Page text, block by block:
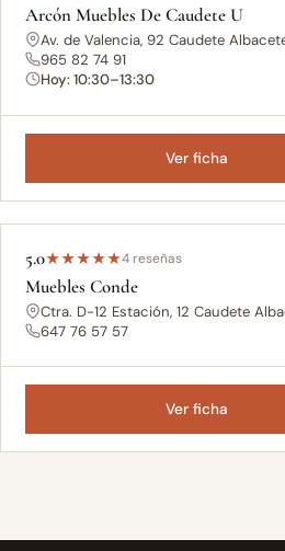
Arcón Muebles De Caudete U
Av. de Valencia, 92 Caudete
965 82 74 91
Hoy: 10:30–13:30
Ver ficha
5.0★★★★★4 reseñas
Muebles Conde
Ctra. D-12 Estación, 12 Caudete
647 76 57 57
Ver ficha